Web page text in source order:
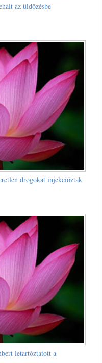
az üldözésbe
drogokat injekcióztak
letartóztatott a